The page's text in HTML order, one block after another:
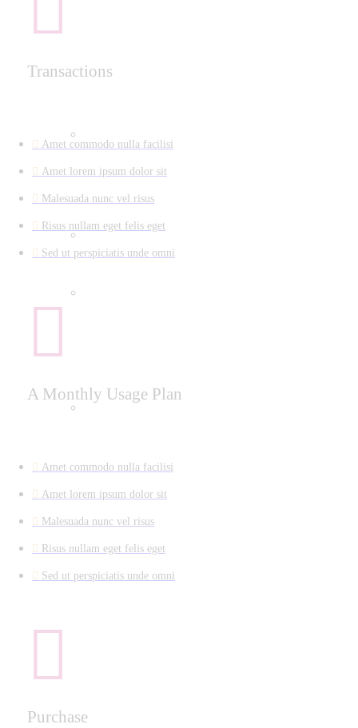
Transactions
Amet commodo nulla facilisi
Amet lorem ipsum dolor sit
Malesuada nunc vel risus
Risus nullam eget felis eget
Sed ut perspiciatis unde omni
A Monthly Usage Plan
Amet commodo nulla facilisi
Amet lorem ipsum dolor sit
Malesuada nunc vel risus
Risus nullam eget felis eget
Sed ut perspiciatis unde omni
Purchase